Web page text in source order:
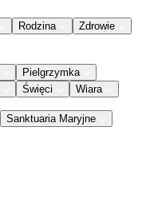
Rodzina
Zdrowie
Pielgrzymka
Święci Wiara
Sanktuaria Maryjne